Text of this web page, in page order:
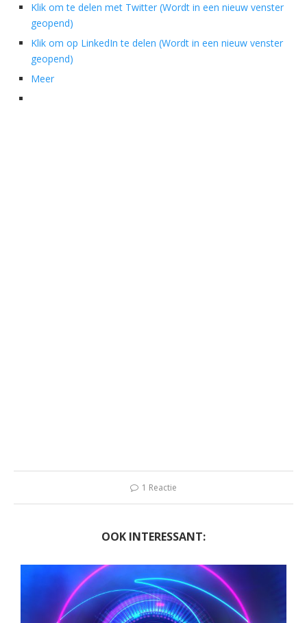
Klik om te delen met Twitter (Wordt in een nieuw venster
geopend)
Klik om op LinkedIn te delen (Wordt in een nieuw venster
geopend)
Meer
1 Reactie
OOK INTERESSANT: